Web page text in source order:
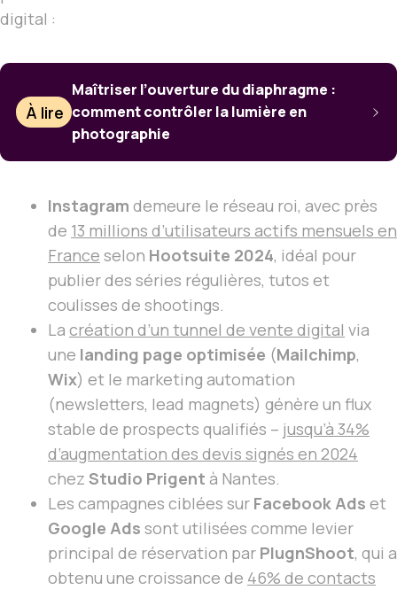
digital :
À lire
Maîtriser l’ouverture du diaphragme :
comment contrôler la lumière en
photographie
Instagram demeure le réseau roi, avec près
de 13 millions d’utilisateurs actifs mensuels en
France selon Hootsuite 2024, idéal pour
publier des séries régulières, tutos et
coulisses de shootings.
La création d’un tunnel de vente digital via
une landing page optimisée (Mailchimp,
Wix) et le marketing automation
(newsletters, lead magnets) génère un flux
stable de prospects qualifiés – jusqu’à 34%
d’augmentation des devis signés en 2024
chez Studio Prigent à Nantes.
Les campagnes ciblées sur Facebook Ads et
Google Ads sont utilisées comme levier
principal de réservation par PlugnShoot, qui a
obtenu une croissance de 46% de contacts